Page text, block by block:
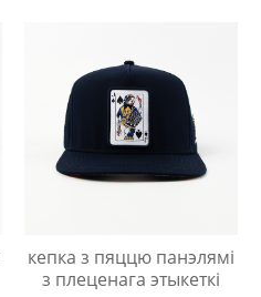
кепка з пяццю панэлямі
з плеценага этыкеткі